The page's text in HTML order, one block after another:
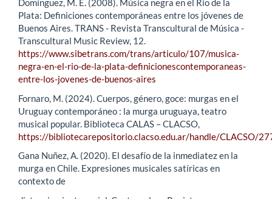
Domínguez, M. E. (2008). Música negra en el Rio de la
Plata: Definiciones contemporáneas entre los jóvenes de
Buenos Aires. TRANS - Revista Transcultural de Música -
Transcultural Music Review, 12.
https://www.sibetrans.com/trans/articulo/107/musica-
negra-en-el-rio-de-la-plata-definicionescontemporaneas-
entre-los-jovenes-de-buenos-aires
Fornaro, M. (2024). Cuerpos, género, goce: murgas en el
Uruguay contemporáneo : la murga uruguaya, teatro
musical popular. Biblioteca CALAS – CLACSO,
https://bibliotecarepositorio.clacso.edu.ar/handle/CLACSO/
Gana Nuñez, A. (2020). El desafío de la inmediatez en la
murga en Chile. Expresiones musicales satíricas en
contexto de